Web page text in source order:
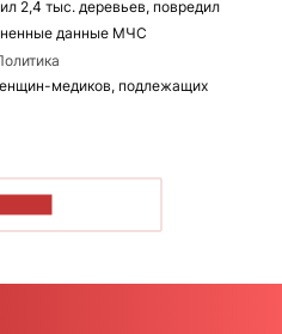
2,4 тыс. деревьев, повредил
данные МЧС
медиков, подлежащих